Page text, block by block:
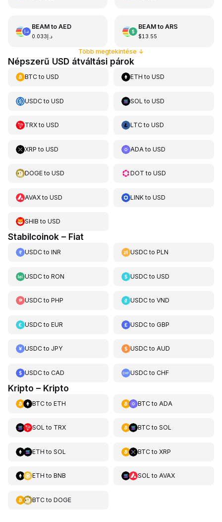
BEAMto AED
د.إ0.033
BEAMto ARS
$13.55
Több megtekintése ↓
Népszerű USD átváltási párok
BTCto USD ETH toUSD
USDCto USD SOL toUSD
TRXto USD LTCtoUSD
XRP to USD ADA toUSD
DOGEto USD DOT toUSD
AVAXto USD LINKtoUSD
SHIB to USD
Stabilcoinok – Fiat
USDCto INR USDCtoPLN
USDCto RON USDCtoUSD
USDCto PHP USDCtoVND
USDCto EUR USDCtoGBP
USDCto JPY USDCtoAUD
USDCto CAD USDCtoCHF
Kripto – Kripto
BTCto ETH BTCto ADA
SOL to TRX BTCto SOL
ETH to SOL BTCto XRP
ETH to BNB SOL to AVAX
BTCto DOGE